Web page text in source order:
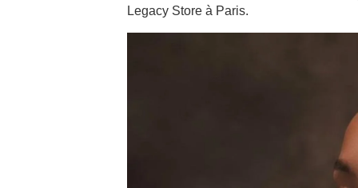
Legacy Store à Paris.